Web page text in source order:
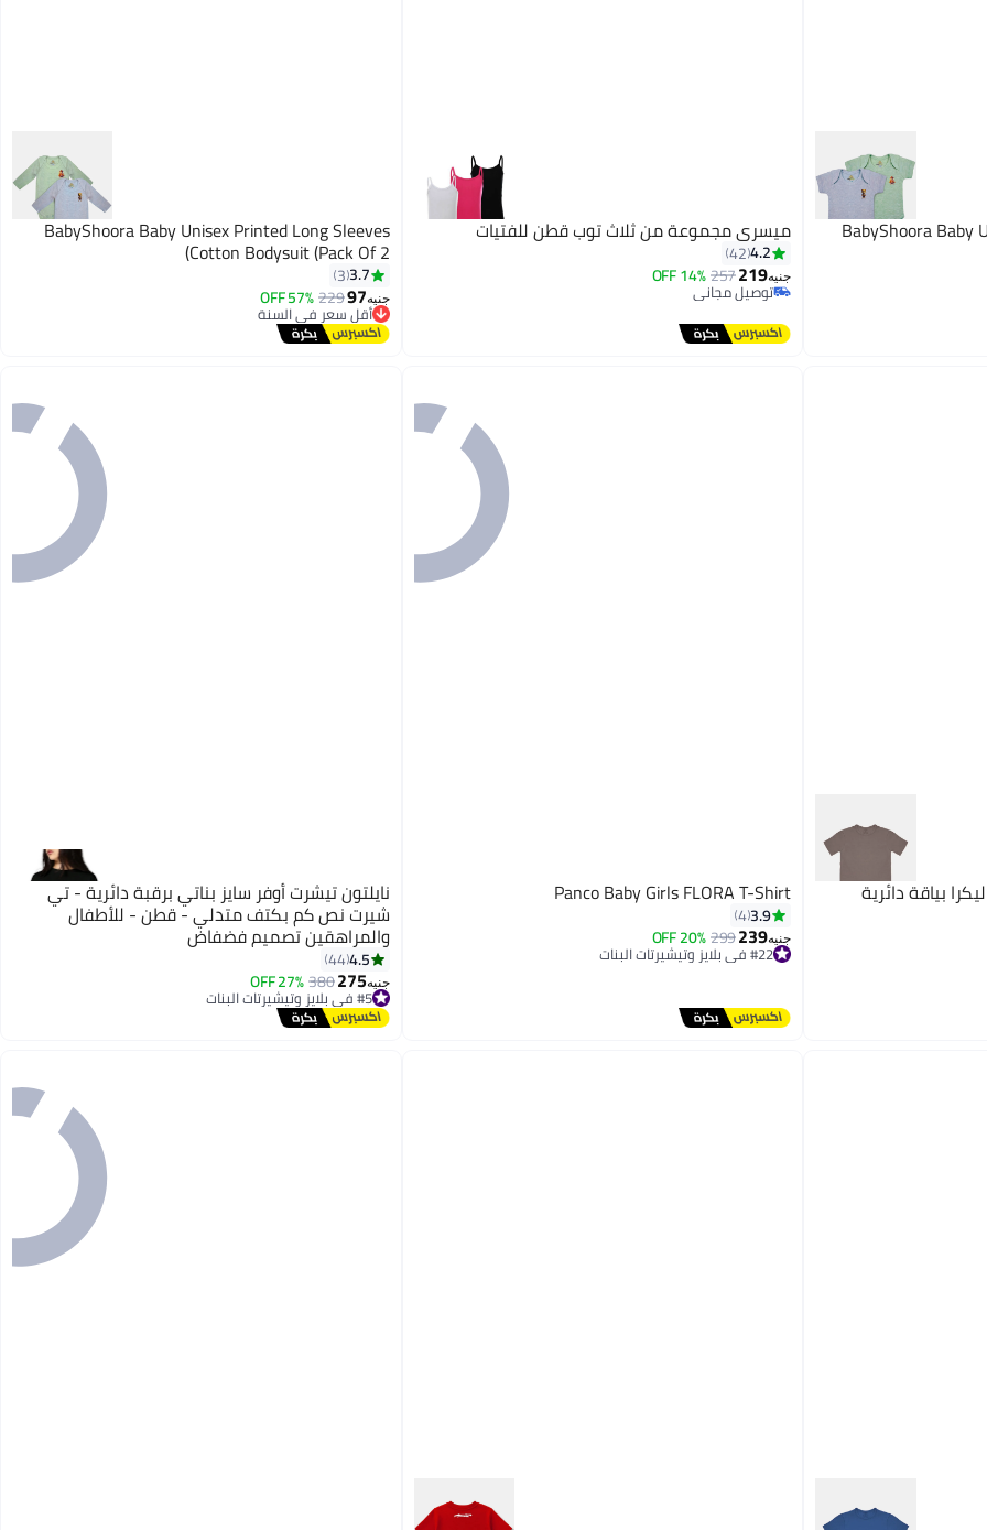
BabyShoora Baby ميسري مجموعة من ثلاث توب قطن للفتيات
4.2
42
جنيه219
257
14% OFF
توصيل مجاني
توصيل مجاني
BabyShoora Baby Unisex Printed Long Sleeves
Cotton Bodysuit (Pack Of 2)
3.7
3
جنيه97
229
57% OFF
أقل سعر في السنة
توصيل مجاني
أقل سعر في السنة
بياقة دائرية
2
Panco Baby Girls FLORA T-Shirt
3.9
4
جنيه239
299
20% OFF #22 في بلايز وتيشيرتات البنات
توصيل مجاني
نايلتون تيشرت أوفر سايز بناتي برقبة دائرية - تي
شيرت نص كم بكتف متدلي - قطن - للأطفال
والمراهقين تصميم فضفاض
4.5
44
جنيه275
380
27% OFF #5 في بلايز وتيشيرتات البنات
توصيل مجاني
#5 في بلايز وتيشيرتات البنات